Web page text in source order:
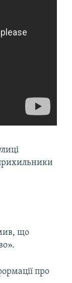
прихильники
що
про